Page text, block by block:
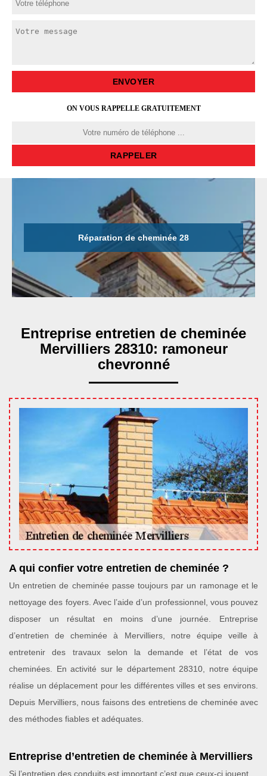
ON VOUS RAPPELLE GRATUITEMENT
Réparation de cheminée 28
Entreprise entretien de cheminée
Mervilliers 28310: ramoneur
chevronné
A qui confier votre entretien de cheminée ?
Un entretien de cheminée passe toujours par un ramonage et le
nettoyage des foyers. Avec l’aide d’un professionnel, vous pouvez
disposer un résultat en moins d’une journée. Entreprise
d’entretien de cheminée à Mervilliers, notre équipe veille à
entretenir des travaux selon la demande et l’état de vos
cheminées. En activité sur le département 28310, notre équipe
réalise un déplacement pour les différentes villes et ses environs.
Depuis Mervilliers, nous faisons des entretiens de cheminée avec
des méthodes fiables et adéquates.
Entreprise d’entretien de cheminée à Mervilliers
Si l’entretien des conduits est important c’est que ceux-ci jouent